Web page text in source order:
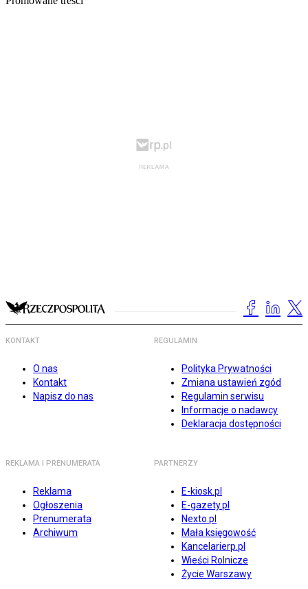
KONTAKT
O nas
Kontakt
Napisz do nas
REGULAMIN
Polityka Prywatności
Zmiana ustawień zgód
Regulamin serwisu
Informacje o nadawcy
Deklaracja dostępności
REKLAMA I PRENUMERATA
Reklama
Ogłoszenia
Prenumerata
Archiwum
PARTNERZY
E-kiosk.pl
E-gazety.pl
Nexto.pl
Mała księgowość
Kancelarierp.pl
Wieści Rolnicze
Życie Warszawy